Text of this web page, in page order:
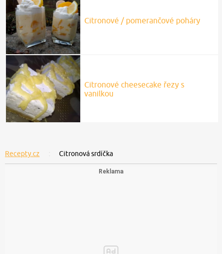
Citronové / pomerančové poháry
Citronové cheesecake řezy s
vanilkou
Recepty.cz Citronová srdíčka